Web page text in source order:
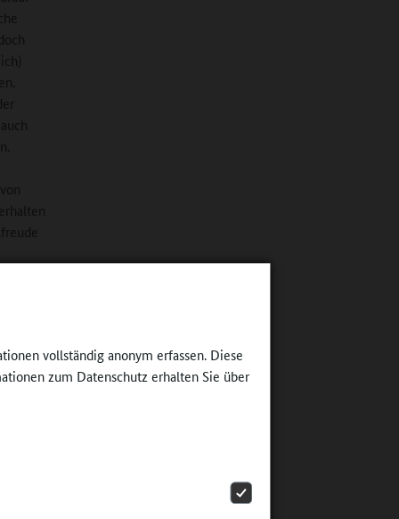
vollständig anonym erfassen. Diese
zum Datenschutz erhalten Sie über